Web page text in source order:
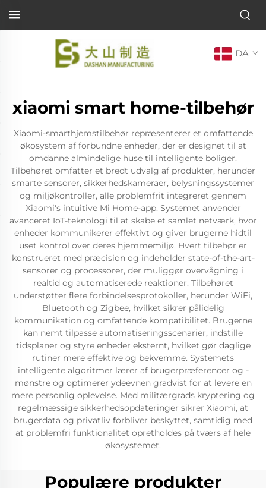
DA
xiaomi smart home-tilbehør
Xiaomi-smarthjemstilbehør repræsenterer et omfattende
økosystem af forbundne enheder, der er designet til at
omdanne almindelige huse til intelligente boliger.
Tilbehøret omfatter et bredt udvalg af produkter, herunder
smarte sensorer, sikkerhedskameraer, belysningssystemer
og miljøkontroller, alle problemfrit integreret gennem
Xiaomi's intuitive Mi Home-app. Systemet anvender
avanceret IoT-teknologi til at skabe et samlet netværk, hvor
enheder kommunikerer effektivt og giver brugerne hidtil
uset kontrol over deres hjemmemiljø. Hvert tilbehør er
konstrueret med præcision og indeholder state-of-the-art-
sensorer og processorer, der muliggør overvågning i
realtid og automatiserede reaktioner. Tilbehøret
understøtter flere forbindelsesprotokoller, herunder WiFi,
Bluetooth og Zigbee, hvilket sikrer pålidelig
kommunikation og omfattende kompatibilitet. Brugerne
kan nemt tilpasse automatiseringsscenarier, indstille
tidsplaner og styre enheder eksternt, hvilket gør daglige
rutiner mere effektive og bekvemme. Systemets
intelligente algoritmer lærer af brugerpræferencer og -
mønstre og optimerer ydeevnen gradvist for at levere en
mere personlig oplevelse. Med militærgrads kryptering og
regelmæssige sikkerhedsopdateringer sikrer Xiaomi, at
brugerdata og privatliv forbliver beskyttet, samtidig med
at problemfri funktionalitet opretholdes på tværs af hele
økosystemet.
Populære produkter